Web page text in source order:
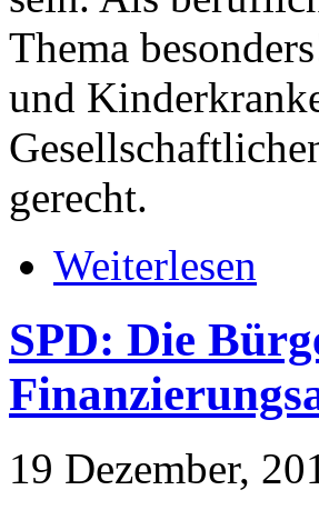
Thema
und
gerecht.
Weiterlesen
SPD: Die
19 Dezember,